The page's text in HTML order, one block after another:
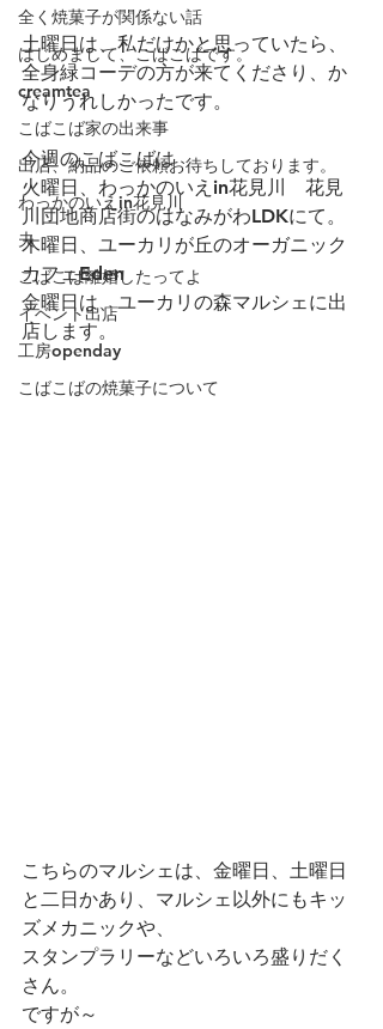
全く焼菓子が関係ない話
はじめまして、こばこばです。
creamtea
こばこば家の出来事
出店、納品のご依頼お待ちしております。
わっかのいえin花見川
夫
こばこば離婚したってよ
イベント出店
工房openday
こばこばの焼菓子について
土曜日は、私だけかと思っていたら、
全身緑コーデの方が来てくださり、か
なりうれしかったです。
今週のこばこばは
火曜日、わっかのいえin花見川　花見
川団地商店街のはなみがわLDKにて。
木曜日、ユーカリが丘のオーガニック
カフェEden
金曜日は、ユーカリの森マルシェに出
店します。
こちらのマルシェは、金曜日、土曜日
と二日かあり、マルシェ以外にもキッ
ズメカニックや、
スタンプラリーなどいろいろ盛りだく
さん。
ですが～